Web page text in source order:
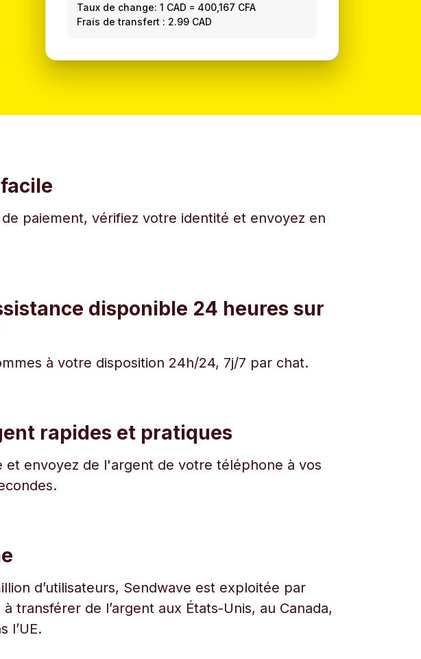
Taux de change: 1 CAD = 400,167 CFA
Frais de transfert : 2.99 CAD
paiement, vérifiez votre identité et envoyez en
disponible 24 heures sur
à votre disposition 24h/24, 7j/7 par chat.
rapides et pratiques
et envoyez de l'argent de votre téléphone à vos
d’utilisateurs, Sendwave est exploitée par
transférer de l’argent aux États-Unis, au Canada,
l’UE.